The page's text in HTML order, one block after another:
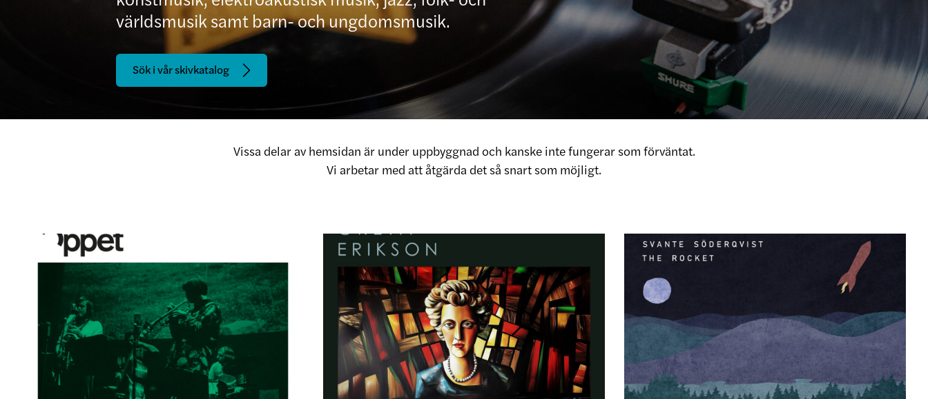
världsmusik samt barn- och ungdomsmusik.
Sök i vår skivkatalog
Vissa delar av hemsidan är under uppbyggnad och kanske inte fungerar som förväntat.
Vi arbetar med att åtgärda det så snart som möjligt.